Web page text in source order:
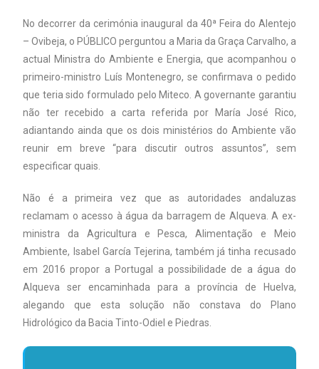
No decorrer da cerimónia inaugural da 40ª Feira do Alentejo
– Ovibeja, o PÚBLICO perguntou a Maria da Graça Carvalho, a
actual Ministra do Ambiente e Energia, que acompanhou o
primeiro-ministro Luís Montenegro, se confirmava o pedido
que teria sido formulado pelo Miteco. A governante garantiu
não ter recebido a carta referida por María José Rico,
adiantando ainda que os dois ministérios do Ambiente vão
reunir em breve “para discutir outros assuntos”, sem
especificar quais.
Não é a primeira vez que as autoridades andaluzas
reclamam o acesso à água da barragem de Alqueva. A ex-
ministra da Agricultura e Pesca, Alimentação e Meio
Ambiente, Isabel García Tejerina, também já tinha recusado
em 2016 propor a Portugal a possibilidade de a água do
Alqueva ser encaminhada para a província de Huelva,
alegando que esta solução não constava do Plano
Hidrológico da Bacia Tinto-Odiel e Piedras.